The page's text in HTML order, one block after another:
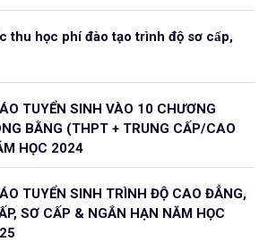
thu học phí đào tạo trình độ sơ cấp,
TUYỂN SINH VÀO 10 CHƯƠNG
BẰNG (THPT + TRUNG CẤP/CAO
HỌC 2024
TUYỂN SINH TRÌNH ĐỘ CAO ĐẲNG,
SƠ CẤP & NGẮN HẠN NĂM HỌC